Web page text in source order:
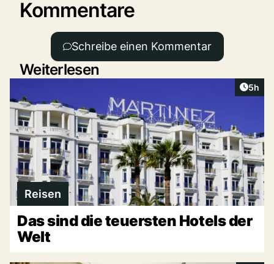
Kommentare
Schreibe einen Kommentar
Weiterlesen
5h
Reisen
Das sind die teuersten Hotels der
Welt